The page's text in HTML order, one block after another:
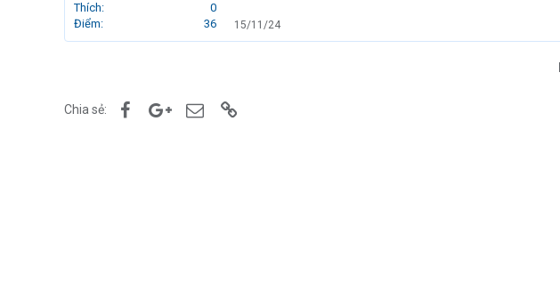
Thích
0
Điểm
36 15/11/24
Chia sẻ: FacebookGoogle+Email